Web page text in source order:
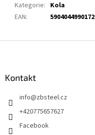
Kategorie: Kola
EAN: 5904044990172
Kontakt
info@zbsteel.cz
+420775657627
Facebook